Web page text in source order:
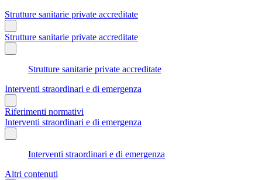
Strutture sanitarie private accreditate
Strutture sanitarie private accreditate
Strutture sanitarie private accreditate
Interventi straordinari e di emergenza
Riferimenti normativi
Interventi straordinari e di emergenza
Interventi straordinari e di emergenza
Altri contenuti